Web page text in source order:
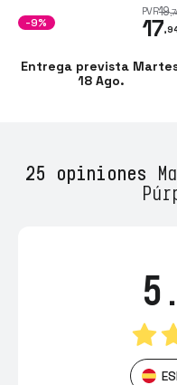
PVR19
17
-9%
Entrega prevista
18 Ago.
25 opiniones